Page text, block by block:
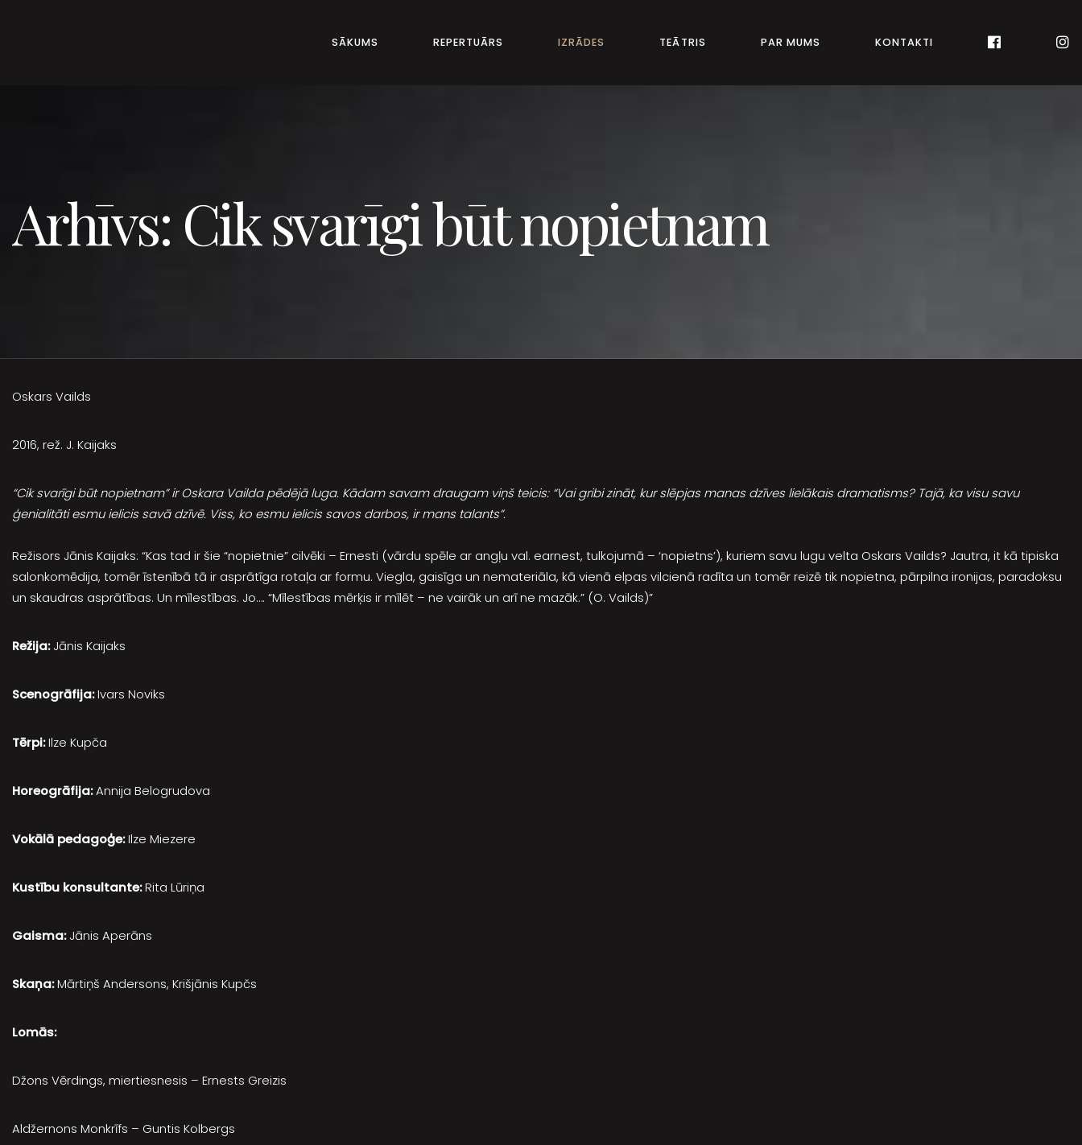
SĀKUMS REPERTUĀRS IZRĀDES TEĀTRIS PAR MUMS KONTAKTI
Arhīvs: Cik svarīgi būt nopietnam
Oskars Vailds
2016, rež. J. Kaijaks
“Cik svarīgi būt nopietnam” ir Oskara Vailda pēdējā luga. Kādam savam draugam viņš teicis: “Vai gribi zināt, kur slēpjas manas dzīves lielākais dramatisms? Tajā, ka visu savu
ģenialitāti esmu ielicis savā dzīvē. Viss, ko esmu ielicis savos darbos, ir mans talants”.
Režisors Jānis Kaijaks: “Kas tad ir šie “nopietnie” cilvēki – Ernesti (vārdu spēle ar angļu val. earnest, tulkojumā – ‘nopietns’), kuriem savu lugu velta Oskars Vailds? Jautra, it kā tipiska
salonkomēdija, tomēr īstenībā tā ir asprātīga rotaļa ar formu. Viegla, gaisīga un nemateriāla, kā vienā elpas vilcienā radīta un tomēr reizē tik nopietna, pārpilna ironijas, paradoksu
un skaudras asprātības. Un mīlestības. Jo…. “Mīlestības mērķis ir mīlēt – ne vairāk un arī ne mazāk.” (O. Vailds)”
Režija:Jānis Kaijaks
Scenogrāfija:Ivars Noviks
Tērpi:Ilze Kupča
Horeogrāfija:Annija Belogrudova
Vokālā pedagoģe:Ilze Miezere
Kustību konsultante:Rita Lūriņa
Gaisma:Jānis Aperāns
Skaņa:Mārtiņš Andersons, Krišjānis Kupčs
Lomās:
Džons Vērdings, miertiesnesis – Ernests Greizis
Aldžernons Monkrīfs – Guntis Kolbergs